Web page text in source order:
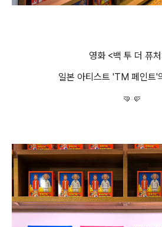
영화 <백 투 더 퓨
일본 아티스트 'TM 페인트'
🤜🤛